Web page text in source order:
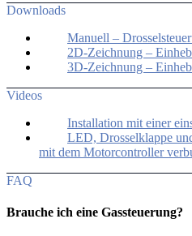
Downloads
Manuell –
2D-Zeichnung –
3D-Zeichnung –
Videos
Installation mit einer
LED, Drosselklappe
mit dem Motorcontroller
FAQ
Brauche ich eine Gassteuerung?